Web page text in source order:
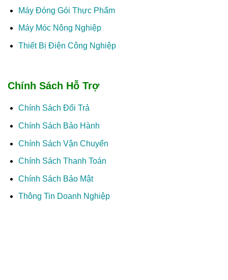
Máy Đóng Gói Thực Phẩm
Máy Móc Nông Nghiệp
Thiết Bị Điện Công Nghiệp
Chính Sách Hỗ Trợ
Chính Sách Đổi Trả
Chính Sách Bảo Hành
Chính Sách Vận Chuyển
Chính Sách Thanh Toán
Chính Sách Bảo Mật
Thông Tin Doanh Nghiệp